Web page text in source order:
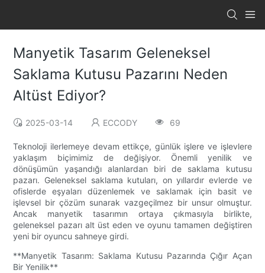
Manyetik Tasarım Geleneksel
Saklama Kutusu Pazarını Neden
Altüst Ediyor?
2025-03-14 ECCODY 69
Teknoloji ilerlemeye devam ettikçe, günlük işlere ve işlevlere
yaklaşım biçimimiz de değişiyor. Önemli yenilik ve
dönüşümün yaşandığı alanlardan biri de saklama kutusu
pazarı. Geleneksel saklama kutuları, on yıllardır evlerde ve
ofislerde eşyaları düzenlemek ve saklamak için basit ve
işlevsel bir çözüm sunarak vazgeçilmez bir unsur olmuştur.
Ancak manyetik tasarımın ortaya çıkmasıyla birlikte,
geleneksel pazarı alt üst eden ve oyunu tamamen değiştiren
yeni bir oyuncu sahneye girdi.
**Manyetik Tasarım: Saklama Kutusu Pazarında Çığır Açan
Bir Yenilik**